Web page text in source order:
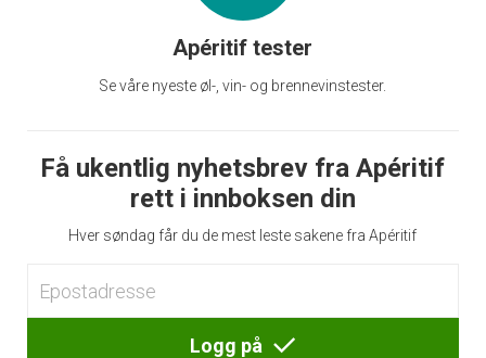
Apéritif tester
Se våre nyeste øl-, vin- og brennevinstester.
Få ukentlig nyhetsbrev fra Apéritif
rett i innboksen din
Hver søndag får du de mest leste sakene fra Apéritif
Logg på